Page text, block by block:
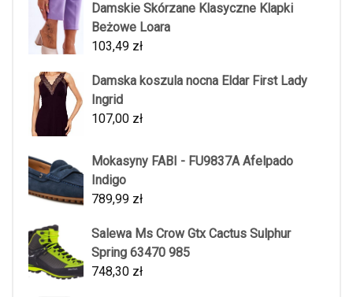
Damskie Skórzane Klasyczne Klapki
Beżowe Loara
103,49 zł
Damska koszula nocna Eldar First Lady
Ingrid
107,00 zł
Mokasyny FABI - FU9837A Afelpado
Indigo
789,99 zł
Salewa Ms Crow Gtx Cactus Sulphur
Spring 63470 985
748,30 zł